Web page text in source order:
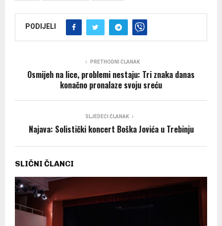
PODIJELI
PRETHODNI ČLANAK
Osmijeh na lice, problemi nestaju: Tri znaka danas
konačno pronalaze svoju sreću
SLJEDEĆI ČLANAK
Najava: Solistički koncert Boška Jovića u Trebinju
SLIČNI ČLANCI